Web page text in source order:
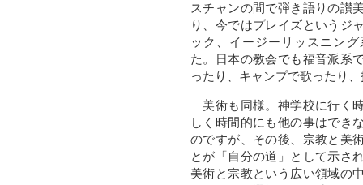
スチャンの間で弾き語りの讃
り、今ではプレイズというジ
ック、イージーリッスニン
た。日本の教会でも福音派系
ったり、キャンプで歌ったり
美術も同様。神学校に行く
しく時間的にも他の事はでき
のですが、その後、宗教と美
とが「自分の道」として示さ
美術と宗教という広い領域の